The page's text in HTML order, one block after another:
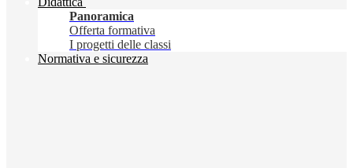
Panoramica
Offerta formativa
I progetti delle classi
Normativa e sicurezza